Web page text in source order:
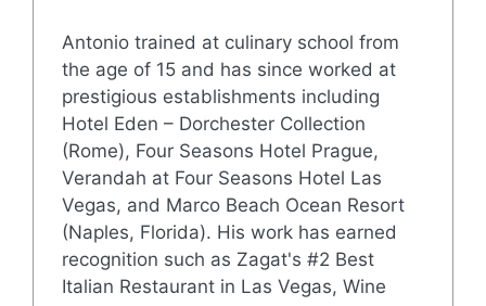
Antonio trained at culinary school from
the age of 15 and has since worked at
prestigious establishments including
Hotel Eden – Dorchester Collection
(Rome), Four Seasons Hotel Prague,
Verandah at Four Seasons Hotel Las
Vegas, and Marco Beach Ocean Resort
(Naples, Florida). His work has earned
recognition such as Zagat's #2 Best
Italian Restaurant in Las Vegas, Wine